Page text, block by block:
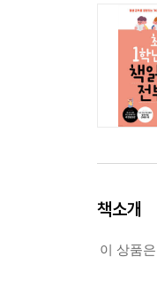
책소개
이 상품